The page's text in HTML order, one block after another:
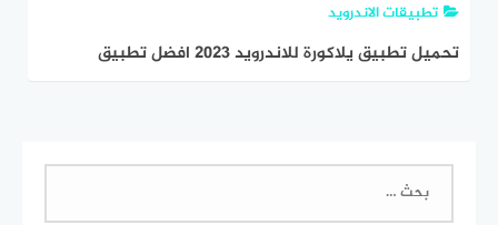
تطبيقات الاندرويد
تحميل تطبيق يلاكورة للاندرويد 2023 افضل تطبيق
البحث